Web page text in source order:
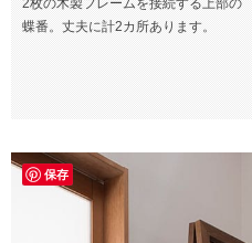
2枚の木製フレームを接続する上部の
蝶番。丈夫に計2カ所あります。
保存